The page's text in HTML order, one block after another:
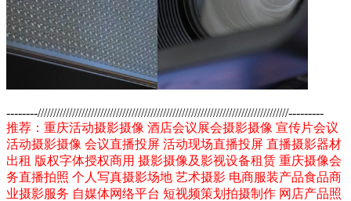
--------////////////////////////////////////////////////////////////////////////////////---------
推荐：重庆活动摄影摄像 酒店会议展会摄影摄像 宣传片会议
活动摄影摄像 会议直播投屏 活动现场直播投屏 直播摄影器材
出租 版权字体授权商用 摄影摄像及影视设备租赁 重庆摄像会
务直播拍照 个人写真摄影场地 艺术摄影 电商服装产品食品商
业摄影服务 自媒体网络平台 短视频策划拍摄制作 网店产品照